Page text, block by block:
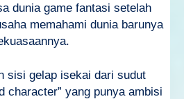
dunia game fantasi setelah
memahami dunia barunya
sisi gelap isekai dari sudut
character” yang punya ambisi